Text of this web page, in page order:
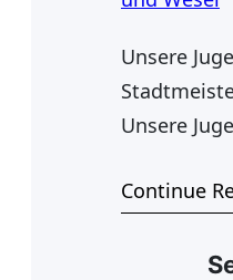
Unsere
Unsere
sie in
Continue